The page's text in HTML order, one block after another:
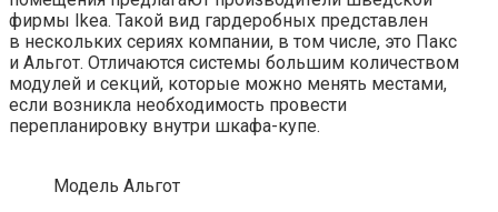
фирмы Ikea. Такой вид гардеробных представлен
в нескольких сериях компании, в том числе, это Пакс
и Альгот. Отличаются системы большим количеством
модулей и секций, которые можно менять местами,
если возникла необходимость провести
перепланировку внутри шкафа-купе.
Модель Альгот